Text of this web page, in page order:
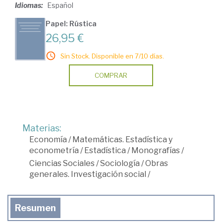
Idiomas: Español
Papel: Rústica
26,95 €
Sin Stock. Disponible en 7/10 días.
COMPRAR
Materias:
Economía / Matemáticas. Estadística y
econometría / Estadística / Monografías/
Ciencias Sociales/Sociología /Obras
generales. Investigación social /
Resumen